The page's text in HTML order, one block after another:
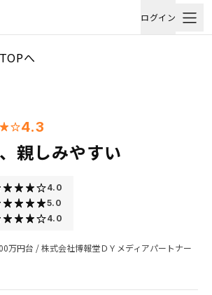
ログイン
へ
4.3
親しみやすい
4.0
5.0
4.0
万円台 /株式会社博報堂ＤＹメディアパートナー